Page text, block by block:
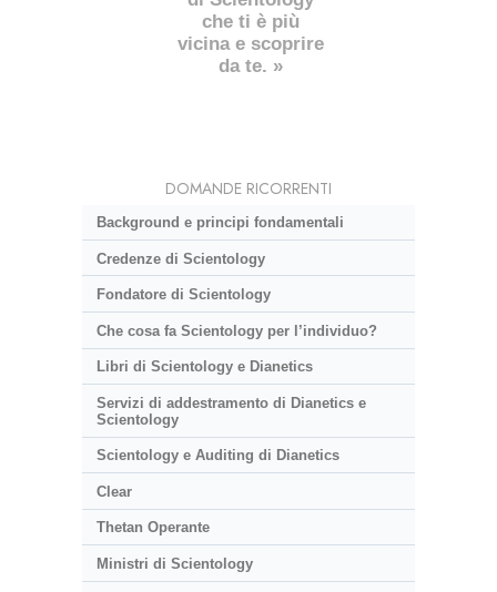
che ti è più
vicina e scoprire
da te. »
DOMANDE RICORRENTI
Background e principi fondamentali
Credenze di Scientology
Fondatore di Scientology
Che cosa fa Scientology per l’individuo?
Libri di Scientology e Dianetics
Servizi di addestramento di Dianetics e
Scientology
Scientology e Auditing di Dianetics
Clear
Thetan Operante
Ministri di Scientology